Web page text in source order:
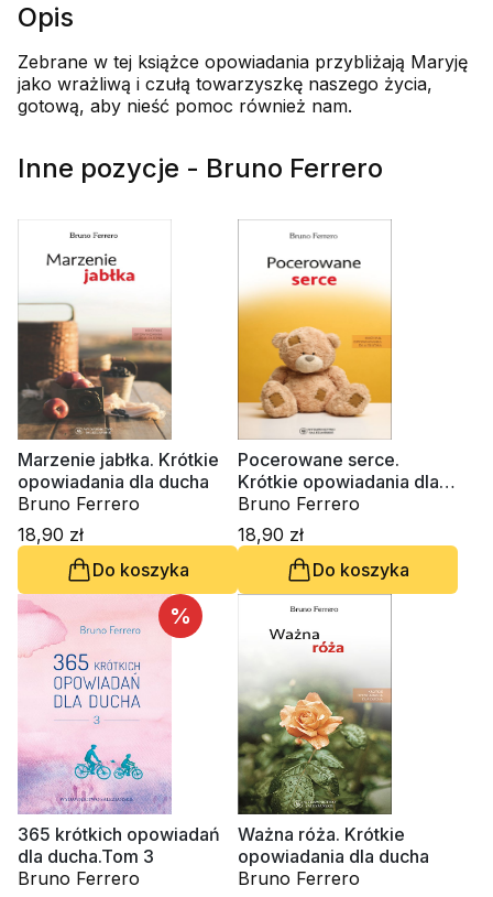
Opis
Zebrane w tej książce opowiadania przybliżają Maryję
jako wrażliwą i czułą towarzyszkę naszego życia,
gotową, aby nieść pomoc również nam.
Inne pozycje - Bruno Ferrero
Marzenie jabłka. Krótkie
opowiadania dla ducha
Bruno Ferrero
18,90 zł
Do koszyka
Pocerowane serce.
Krótkie opowiadania dla
ducha
Bruno Ferrero
18,90 zł
Do koszyka
%
365 krótkich opowiadań
dla ducha.Tom 3
Bruno Ferrero
Ważna róża. Krótkie
opowiadania dla ducha
Bruno Ferrero